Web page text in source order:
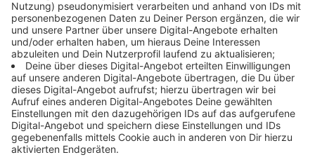
personenbezogenen Daten zur Erfüllung der oben
angegebenen Zwecke verarbeitet und gespeichert werden
dürfen.
4. Die Einwilligungen zu Ziffer 2 und Ziffer 3 sind freiwillig
und können jederzeit ohne Angaben von Gründen mit
Wirkung für die Zukunft geändert oder widerrufen werden.
Den Widerruf kannst duauf unserer Websiteerklären. Weitere
Informationen zum Datenschutz findest du in unserer
Datenschutzerklärung.